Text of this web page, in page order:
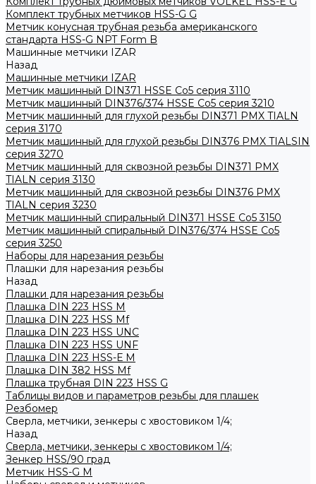
Комплект трубных метчиков HSS-G G
Метчик конусная трубная резьба американского
стандарта HSS-G NPT Form B
Машинные метчики IZAR
Назад
Машинные метчики IZAR
Метчик машинный DIN371 HSSE Co5 серия 3110
Метчик машинный DIN376/374 HSSE Co5 серия 3210
Метчик машинный для глухой резьбы DIN371 PMX TIALN
серия 3170
Метчик машинный для глухой резьбы DIN376 PMX TIALSIN
серия 3270
Метчик машинный для сквозной резьбы DIN371 PMX
TIALN серия 3130
Метчик машинный для сквозной резьбы DIN376 PMX
TIALN серия 3230
Метчик машинный спиральный DIN371 HSSE Co5 3150
Метчик машинный спиральный DIN376/374 HSSE Co5
серия 3250
Наборы для нарезания резьбы
Плашки для нарезания резьбы
Назад
Плашки для нарезания резьбы
Плашка DIN 223 HSS M
Плашка DIN 223 HSS Mf
Плашка DIN 223 HSS UNC
Плашка DIN 223 HSS UNF
Плашка DIN 223 HSS-Е M
Плашка DIN 382 HSS Mf
Плашка трубная DIN 223 HSS G
Таблицы видов и параметров резьбы для плашек
Резбомер
Сверла, метчики, зенкеры с хвостовиком 1/4;
Назад
Сверла, метчики, зенкеры с хвостовиком 1/4;
Зенкер HSS/90 град
Метчик HSS-G М